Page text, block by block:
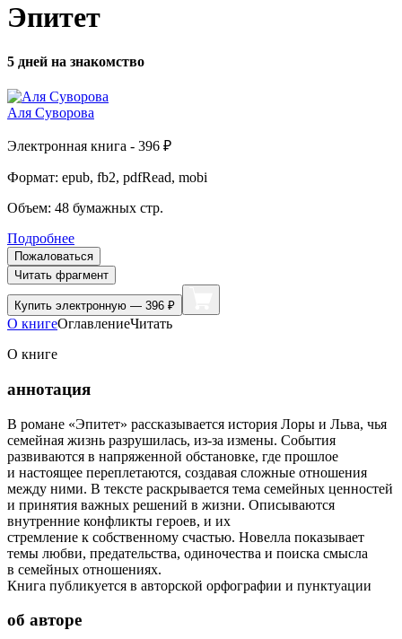
Эпитет
5 дней на знакомство
Аля Суворова
Электронная книга - 396 ₽
Формат: epub, fb2, pdfRead, mobi
Объем: 48 бумажных стр.
Подробнее
Пожаловаться
Читать фрагмент
Купить электронную — 396 ₽
О книгеОглавлениеЧитать
О книге
аннотация
В романе «Эпитет» рассказывается история Лоры и Льва, чья
семейная жизнь разрушилась, из-за измены. События
развиваются в напряженной обстановке, где прошлое
и настоящее переплетаются, создавая сложные отношения
между ними. В тексте раскрывается тема семейных ценностей
и принятия важных решений в жизни. Описываются
внутренние конфликты героев, и их
стремление к собственному счастью. Новелла показывает
темы любви, предательства, одиночества и поиска смысла
в семейных отношениях.
Книга публикуется в авторской орфографии и пунктуации
об авторе